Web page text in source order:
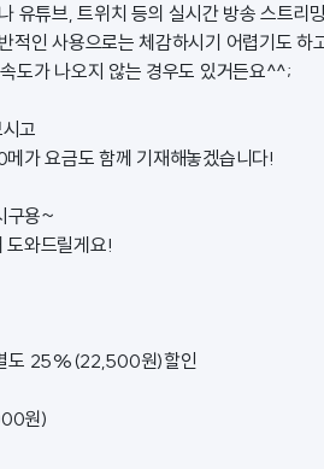
유튜브, 트위치 등의 실시간 방송 스트리
적인 사용으로는 체감하시기 어렵기도 하
도가 나오지 않는 경우도 있거든요^^;
고
가 요금도 함께 기재해놓겠습니다!
구용~
와드릴게요!
도 25%(22,500원)할인
원)